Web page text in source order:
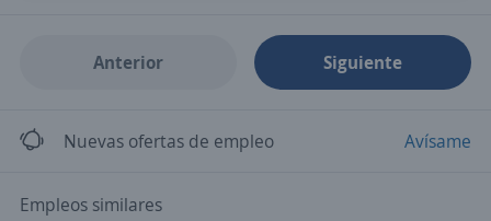
Anterior Siguiente
Nuevas ofertas de empleo Avísame
Empleos similares